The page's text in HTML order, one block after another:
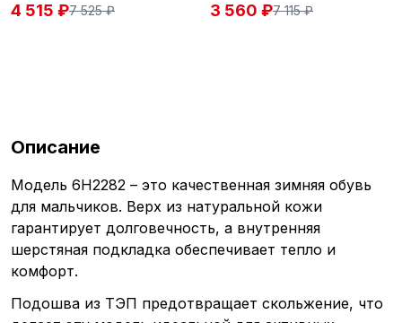
₽ 7 525 ₽ 3 560 ₽7 115 ₽
Описание
Модель 6H2282 – это качественная зимняя обувь
для мальчиков. Верх из натуральной кожи
гарантирует долговечность, а внутренняя
шерстяная подкладка обеспечивает тепло и
комфорт.
Подошва из ТЭП предотвращает скольжение, что